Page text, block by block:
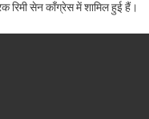
का
हाथ,
रिमी सेन काँग्रेस में शामिल हुई हैं।